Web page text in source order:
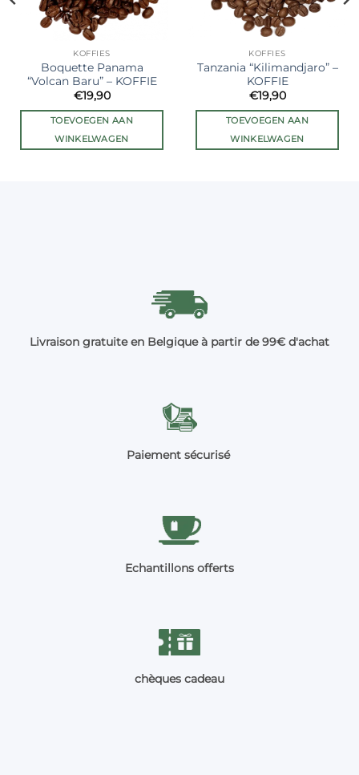
KOFFIES
Boquette Panama
“Volcan Baru” – KOFFIE
€19,90
TOEVOEGEN AAN
WINKELWAGEN
KOFFIES
Tanzania “Kilimandjaro” –
KOFFIE
€19,90
TOEVOEGEN AAN
WINKELWAGEN
Livraison gratuite en Belgique à partir de 99€ d'achat
Paiement sécurisé
Echantillons offerts
chèques cadeau